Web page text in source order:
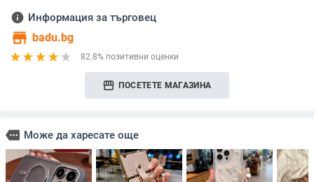
info Информация за търговец
store badu.bg
82.8% позитивни оценки
storefront ПОСЕТЕТЕ МАГАЗИНА
more Може да харесате още